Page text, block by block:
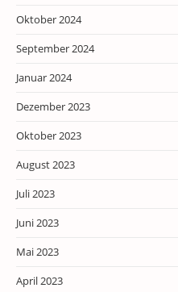
Oktober 2024
September 2024
Januar 2024
Dezember 2023
Oktober 2023
August 2023
Juli 2023
Juni 2023
Mai 2023
April 2023